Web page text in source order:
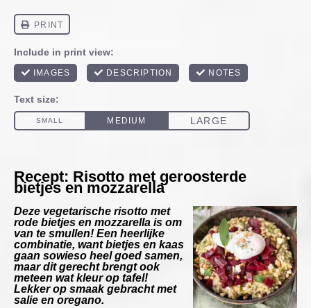
Recept: Risotto met geroosterde
bietjes en mozzarella
Deze vegetarische risotto met
rode bietjes en mozzarella is om
van te smullen! Een heerlijke
combinatie, want bietjes en kaas
gaan sowieso heel goed samen,
maar dit gerecht brengt ook
meteen wat kleur op tafel!
Lekker op smaak gebracht met
salie en oregano.